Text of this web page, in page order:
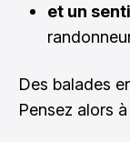
et un
Des balades
Pensez alors